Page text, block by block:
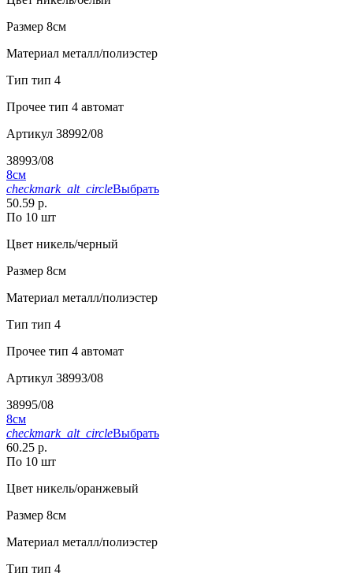
Размер 8см
Материал металл/полиэстер
Тип тип 4
Прочее тип 4 автомат
Артикул 38992/08
38993/08
8см
checkmark_alt_circleВыбрать
50.59 р.
По 10 шт
Цвет никель/черный
Размер 8см
Материал металл/полиэстер
Тип тип 4
Прочее тип 4 автомат
Артикул 38993/08
38995/08
8см
checkmark_alt_circleВыбрать
60.25 р.
По 10 шт
Цвет никель/оранжевый
Размер 8см
Материал металл/полиэстер
Тип тип 4